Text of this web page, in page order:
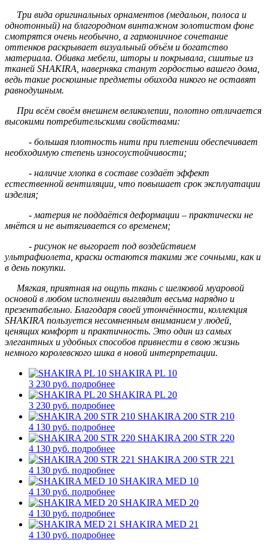
Три вида оригинальных орнаментов (медальон, полоса и
однотонный) на благородном винтажном золотистом фоне
смотрятся очень необычно, а гармоничное сочетание
оттенков раскрывает визуальный объём и богатство
материала. Обивка мебели, шторы и покрывала, сшитые из
тканей SHAKIRA, наверняка станут гордостью вашего дома,
ведь такие роскошные предметы обихода никого не оставят
равнодушным.
При всём своём внешнем великолепии, полотно отличается
высокими потребительскими свойствами:
- большая плотность нити при плетении обеспечивает
необходимую степень износоустойчивости;
- наличие хлопка в составе создаёт эффект
естественной вентиляции, что повышает срок эксплуатации
изделия;
- материя не поддаётся деформации – практически не
мнётся и не вытягивается со временем;
- рисунок не выгорает под воздействием
ультрафиолета, краски остаются такими же сочными, как и
в день покупки.
Мягкая, приятная на ощупь ткань с шелковой муаровой
основой в любом исполнении выглядит весьма нарядно и
презентабельно. Благодаря своей утончённости, коллекция
SHAKIRA пользуется несомненным вниманием у людей,
ценящих комфорт и практичность. Это один из самых
элегантных и удобных способов привнести в свою жизнь
немного королевского шика в новой интерпретации.
SHAKIRA PL 10
3 230 руб. подробнее
SHAKIRA PL 20
3 230 руб. подробнее
SHAKIRA 200 STR 210
4 130 руб. подробнее
SHAKIRA 200 STR 220
4 130 руб. подробнее
SHAKIRA 200 STR 221
4 130 руб. подробнее
SHAKIRA MED 10
4 130 руб. подробнее
SHAKIRA MED 20
4 130 руб. подробнее
SHAKIRA MED 21
4 130 руб. подробнее